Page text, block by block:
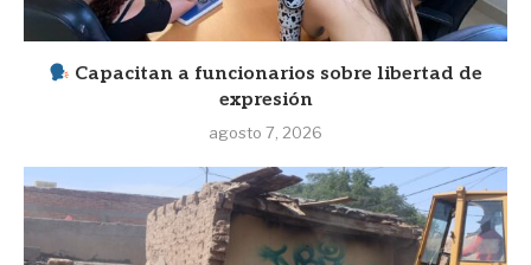
Capacitan a funcionarios sobre libertad de
expresión
agosto 7, 2026